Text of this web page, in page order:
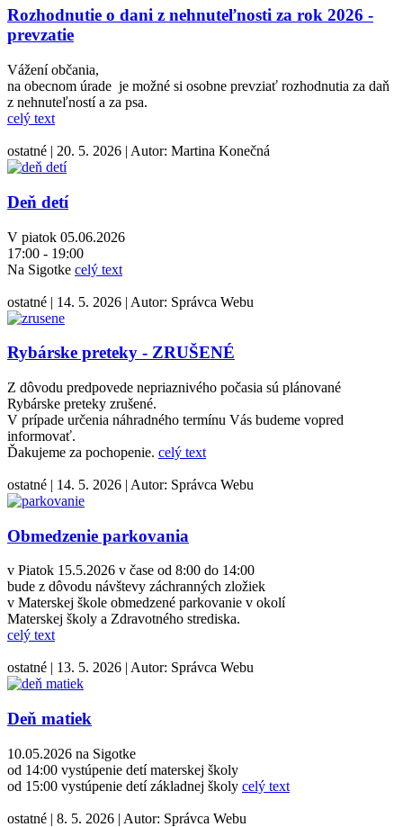
Rozhodnutie o dani z nehnuteľnosti za rok 2026 -
prevzatie
Vážení občania,
na obecnom úrade je možné si osobne prevziať rozhodnutia za daň
z nehnuteľností a za psa.
celý text
ostatné | 20. 5. 2026 | Autor: Martina Konečná
Deň detí
V piatok 05.06.2026
17:00 - 19:00
Na Sigotke celý text
ostatné | 14. 5. 2026 | Autor: Správca Webu
Rybárske preteky - ZRUŠENÉ
Z dôvodu predpovede nepriaznivého počasia sú plánované
Rybárske preteky zrušené.
V prípade určenia náhradného termínu Vás budeme vopred
informovať.
Ďakujeme za pochopenie. celý text
ostatné | 14. 5. 2026 | Autor: Správca Webu
Obmedzenie parkovania
v Piatok 15.5.2026 v čase od 8:00 do 14:00
bude z dôvodu návštevy záchranných zložiek
v Materskej škole obmedzené parkovanie v okolí
Materskej školy a Zdravotného strediska.
celý text
ostatné | 13. 5. 2026 | Autor: Správca Webu
Deň matiek
10.05.2026 na Sigotke
od 14:00 vystúpenie detí materskej školy
od 15:00 vystúpenie detí základnej školy celý text
ostatné | 8. 5. 2026 | Autor: Správca Webu